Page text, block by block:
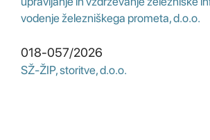
vodenje železniškega prometa, d.o.o.
018-057/2026
SŽ-ŽIP, storitve, d.o.o.